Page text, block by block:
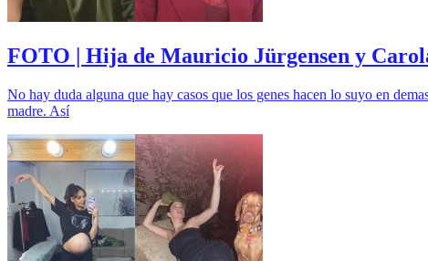
FOTO | Hija de Mauricio Jürgensen y
No hay duda alguna que hay casos que los genes hacen lo suyo en
madre. Así